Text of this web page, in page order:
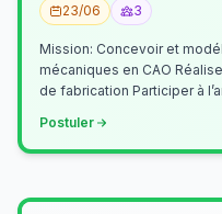
23/06
3
Mission: Concevoir et
mécaniques en CAO
de fabrication Participer à
Postuler